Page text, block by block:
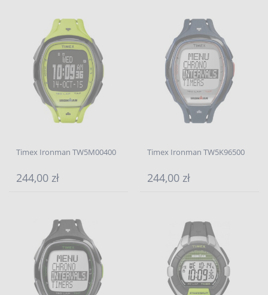
Timex Ironman TW5M00400
244,00 zł
Timex Ironman TW5K96500
244,00 zł